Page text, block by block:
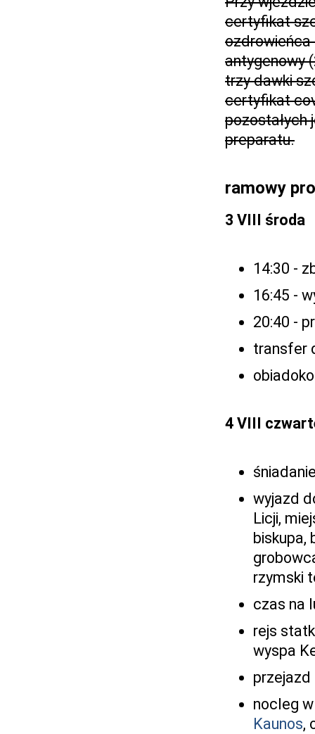
certyfikat
ozdrowieńca
antygenowy
trzy dawki
certyfikat
pozostałych
preparatu.
ramowy
3 VIII środa
14:30 -
16:45 -
20:40 -
transfer
4 VIII
wyjazd
Licji,
biskupa,
rzymski
czas na
rejs
wyspa
przejazd
nocleg
Kaunos,